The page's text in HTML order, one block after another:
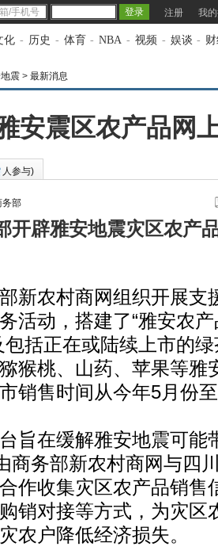
注册 我
化 - 历史 - 体育 - NBA - 视频 - 娱谈 -
震 > 最新消息
安震区农产品网
人参与)
务部
开辟雅安地震灾区农产
农村商网组织开展支
活动，搭建了“雅安农
包括正在或陆续上市的
猴桃、山药、苹果等雅
销售时间从今年5月份
在缓解雅安地震可能
商务部新农村商网与四
作收集灾区农产品销售
销对接等方式，为灾区
农户降低经济损失。